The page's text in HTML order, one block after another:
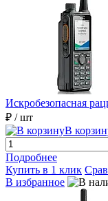
Искробезопасная
₽ / шт
В
Подробнее
Купить в 1 клик
В избранное